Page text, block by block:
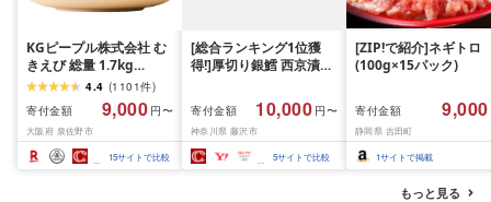
KGピープル株式会社 む
きえび 総量 1.7kg
(850g×2P) 特大 5Lサイ
ズ バナメイエビ バラ凍
結 下処理不要 サイズ不
揃い 訳あり
4.4 (1101件)
寄付金額
9,000 円〜
大阪府 泉佐野市
15サイトで比較
[総合ランキング1位獲
得!]厚切り銀鱈 西京漬け
約 1,000g (約 100g × 10
切) 西京味噌 西京みそ 味
噌漬け みそ 味噌 鮮魚 魚
介 銀だら 銀ダラ ギンダ
ラ ぎんだら 鱈 タラ 魚
寄付金額 10,000 円〜
神奈川県 藤沢市
5サイトで比較
[ZIP!で紹介]ネギトロ
(100g×15パック)
寄付金額 9,000
静岡県 吉田町
1サイトで掲載
もっと見る